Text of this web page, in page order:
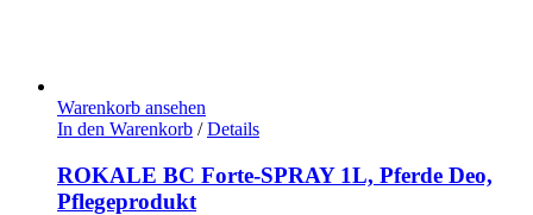
Warenkorb ansehen
In den Warenkorb / Details
ROKALE BC Forte-SPRAY 1L, Pferde Deo,
Pflegeprodukt